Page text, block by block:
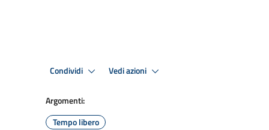
Condividi Vedi azioni
Argomenti:
Tempo libero